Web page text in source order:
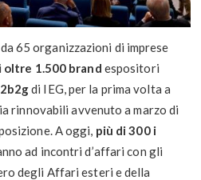
65 organizzazioni di imprese
oltre 1.500 brand espositori
di IEG, per la prima volta a
rinnovabili avvenuto a marzo di
A oggi, più di 300 i
ad incontri d’affari con gli
degli Affari esteri e della